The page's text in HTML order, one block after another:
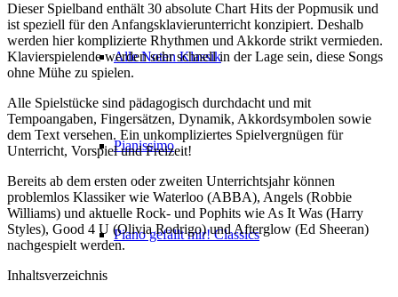
Alle Noten Klassik
Pianissimo
Piano gefällt mir! Classics
Dieser Spielband enthält 30 absolute Chart Hits der Popmusik und
ist speziell für den Anfangsklavierunterricht konzipiert. Deshalb
werden hier komplizierte Rhythmen und Akkorde strikt vermieden.
Klavierspielende werden sehr schnell in der Lage sein, diese Songs
ohne Mühe zu spielen.
Alle Spielstücke sind pädagogisch durchdacht und mit
Tempoangaben, Fingersätzen, Dynamik, Akkordsymbolen sowie
dem Text versehen. Ein unkompliziertes Spielvergnügen für
Unterricht, Vorspiel und Freizeit!
Bereits ab dem ersten oder zweiten Unterrichtsjahr können
problemlos Klassiker wie Waterloo (ABBA), Angels (Robbie
Williams) und aktuelle Rock- und Pophits wie As It Was (Harry
Styles), Good 4 U (Olivia Rodrigo) und Afterglow (Ed Sheeran)
nachgespielt werden.
Inhaltsverzeichnis